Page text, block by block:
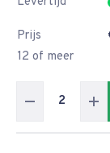
Prijs
12 of meer